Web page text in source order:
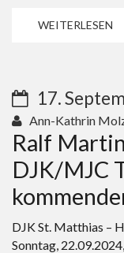
WEITERLESEN
17.
Ann-Kathrin
Ralf
DJK/MJC
DJK St. Matthias –
Sonntag,